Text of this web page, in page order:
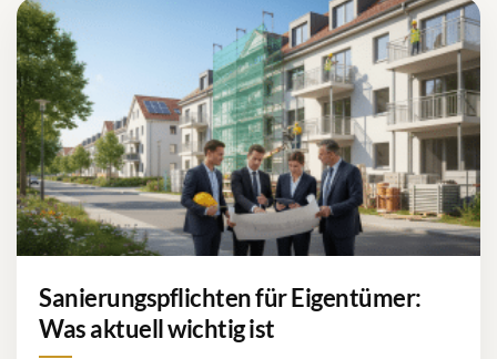
Sanierungspflichten für Eigentümer:
Was aktuell wichtig ist